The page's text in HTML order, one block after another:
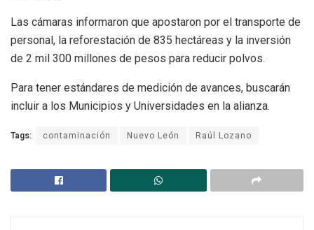
Las cámaras informaron que apostaron por el transporte de
personal, la reforestación de 835 hectáreas y la inversión
de 2 mil 300 millones de pesos para reducir polvos.
Para tener estándares de medición de avances, buscarán
incluir a los Municipios y Universidades en la alianza.
Tags: contaminación Nuevo León Raúl Lozano